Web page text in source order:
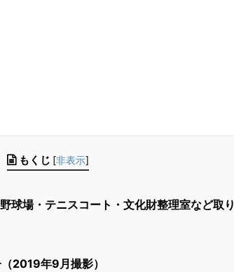
もくじ [非表示]
球場・テニスコート・文化財整理室など取り
2019年9月撮影）